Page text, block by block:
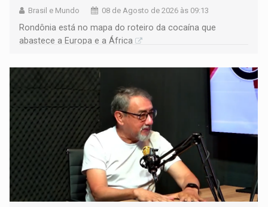
Brasil e Mundo 08 de Agosto de 2026 às 09:13
Rondônia está no mapa do roteiro da cocaína que
abastece a Europa e a África